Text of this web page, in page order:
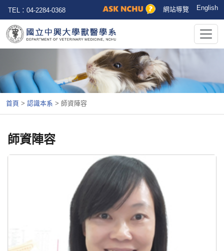
TEL：04-2284-0368 網站導覽 English
首頁 > 認識本系 > 師資陣容
師資陣容